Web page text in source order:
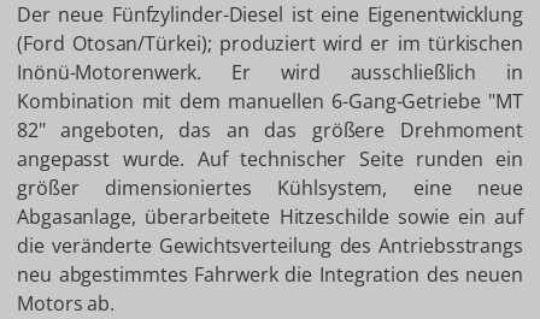
Der neue Fünfzylinder-Diesel ist eine Eigenentwicklung
(Ford Otosan/Türkei); produziert wird er im türkischen
Inönü-Motorenwerk. Er wird ausschließlich in
Kombination mit dem manuellen 6-Gang-Getriebe "MT
82" angeboten, das an das größere Drehmoment
angepasst wurde. Auf technischer Seite runden ein
größer dimensioniertes Kühlsystem, eine neue
Abgasanlage, überarbeitete Hitzeschilde sowie ein auf
die veränderte Gewichtsverteilung des Antriebsstrangs
neu abgestimmtes Fahrwerk die Integration des neuen
Motors ab.